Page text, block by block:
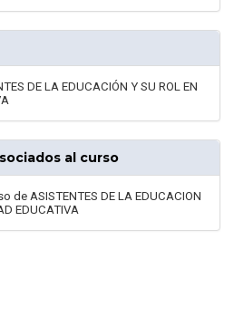
DE LA EDUCACIÓN Y SU ROL EN
al curso
ASISTENTES DE LA EDUCACION
EDUCATIVA